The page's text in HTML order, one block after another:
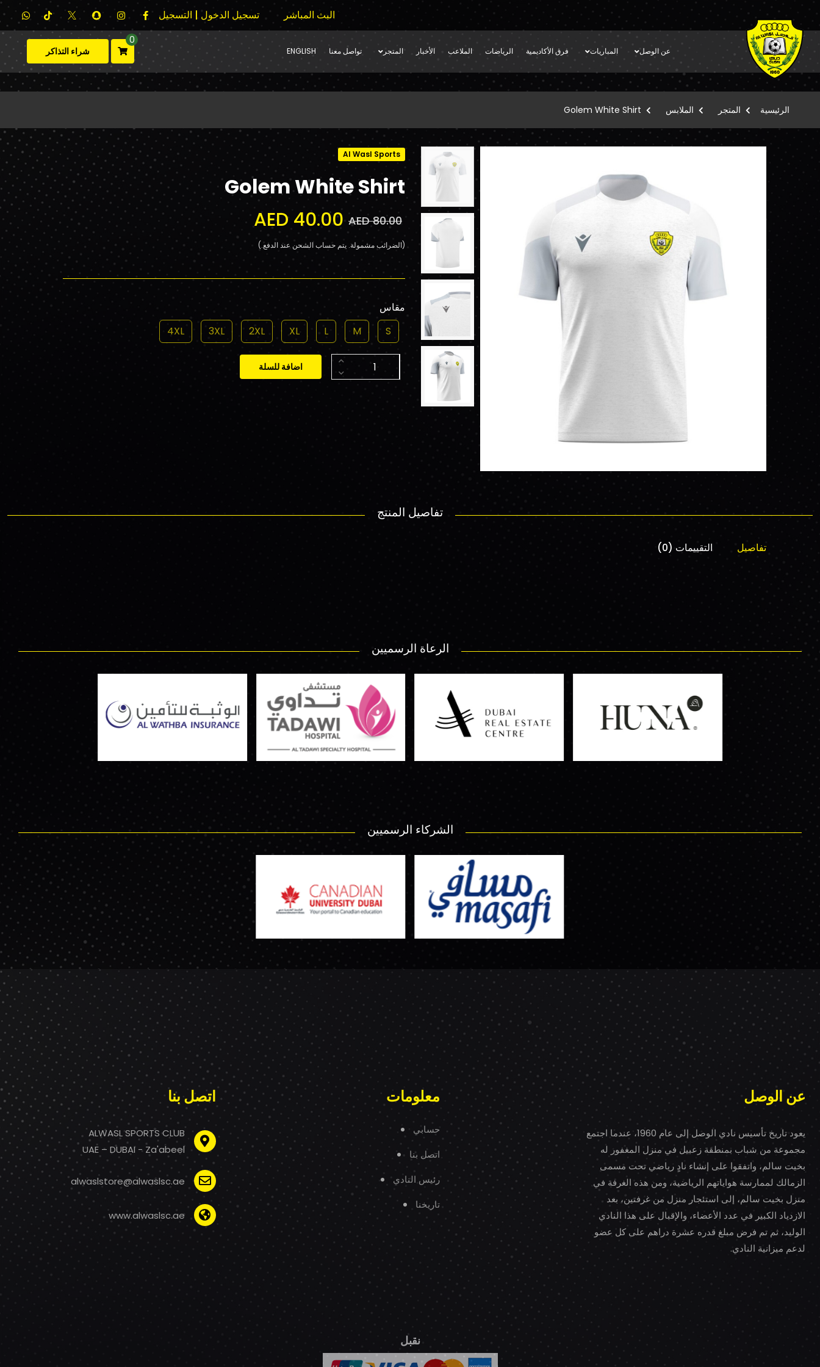
البث المباشر تسجيل الدخول | التسجيل
عن الوصل المباريات فرق الأكاديمية الرياضات الملاعب الأخبار المتجر تواصل معنا ENGLISH
0
شراء التذاكر
الرئيسية المتجر الملابس Golem White Shirt
Al Wasl Sports
Golem White Shirt
AED 80.00
AED 40.00
(الضرائب مشمولة. يتم حساب الشحن عند الدفع.)
مقاس
S
M
L
XL
2XL
3XL
4XL
اضافة للسلة
تفاصيل المنتج
تفاصيل التقييمات (0)
الرعاة الرسميين
الشركاء الرسميين
عن الوصل
يعود تاريخ تأسيس نادي الوصل إلى عام 1960، عندما اجتمع
مجموعة من شباب بمنطقة زعبيل في منزل المغفور له
بخيت سالم، واتفقوا على إنشاء نادٍ رياضي تحت مسمى
الزمالك لممارسة هواياتهم الرياضية، ومن هذه الغرفة في
منزل بخيت سالم، إلى استئجار منزل من غرفتين، بعد
الازدياد الكبير في عدد الأعضاء، والإقبال على هذا النادي
الوليد، ثم تم فرض مبلغ قدره عشرة دراهم على كل عضو
لدعم ميزانية النادي.
معلومات
حسابي
اتصل بنا
رئيس النادي
تاريخنا
اتصل بنا
ALWASL SPORTS CLUB
UAE – DUBAI - Za'abeel
alwaslstore@alwaslsc.ae
www.alwaslsc.ae
نقبل